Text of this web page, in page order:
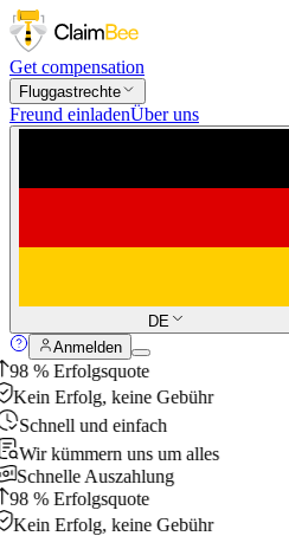
Get compensation
Fluggastrechte
Freund einladenÜber uns
DE
Anmelden
98 % Erfolgsquote
Kein Erfolg, keine Gebühr
Schnell und einfach
Wir kümmern uns um alles
Schnelle Auszahlung
98 % Erfolgsquote
Kein Erfolg, keine Gebühr